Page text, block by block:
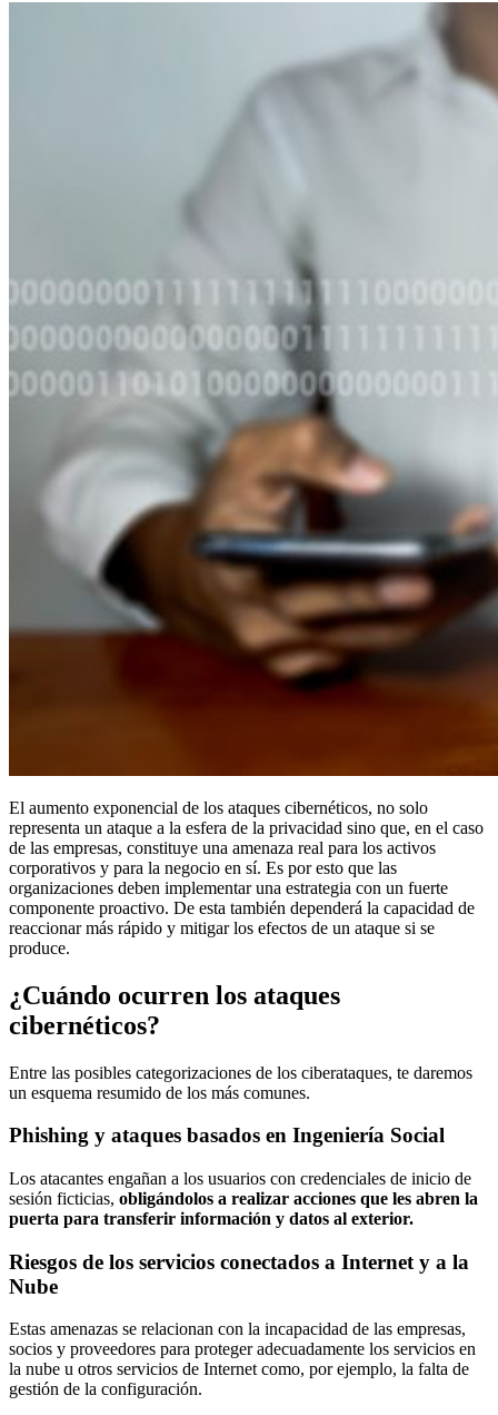
El aumento exponencial de los ataques cibernéticos, no solo
representa un ataque a la esfera de la privacidad sino que, en el caso
de las empresas, constituye una amenaza real para los activos
corporativos y para la negocio en sí. Es por esto que las
organizaciones deben implementar una estrategia con un fuerte
componente proactivo. De esta también dependerá la capacidad de
reaccionar más rápido y mitigar los efectos de un ataque si se
produce.
¿Cuándo ocurren los ataques
cibernéticos?
Entre las posibles categorizaciones de los ciberataques, te daremos
un esquema resumido de los más comunes.
Phishing y ataques basados ​​en Ingeniería Social
Los atacantes engañan a los usuarios con credenciales de inicio de
sesión ficticias, obligándolos a realizar acciones que les abren la
puerta para transferir información y datos al exterior.
Riesgos de los servicios conectados a Internet y a la
Nube
Estas amenazas se relacionan con la incapacidad de las empresas,
socios y proveedores para proteger adecuadamente los servicios en
la nube u otros servicios de Internet como, por ejemplo, la falta de
gestión de la configuración.